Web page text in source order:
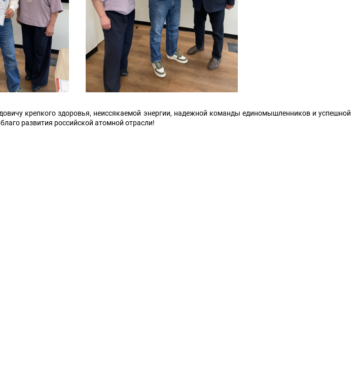
крепкого здоровья, неиссякаемой энергии, надежной команды единомышленников и успешной
развития российской атомной отрасли!